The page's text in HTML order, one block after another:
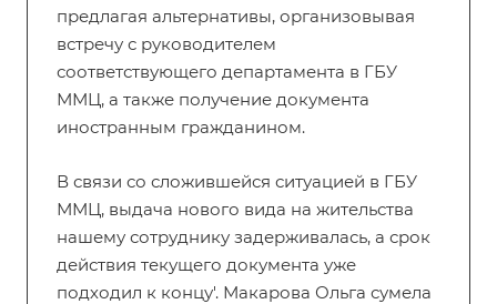
предлагая альтернативы, организовывая
встречу с руководителем
соответствующего департамента в ГБУ
ММЦ, а также получение документа
иностранным гражданином.
В связи со сложившейся ситуацией в ГБУ
ММЦ, выдача нового вида на жительства
нашему сотруднику задерживалась, а срок
действия текущего документа уже
подходил к концу'. Макарова Ольга сумела